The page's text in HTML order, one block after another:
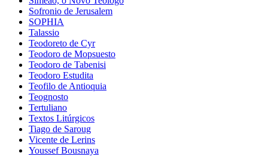
Sofronio de Jerusalem
SOPHIA
Talassio
Teodoreto de Cyr
Teodoro de Mopsuesto
Teodoro de Tabenisi
Teodoro Estudita
Teofilo de Antioquia
Teognosto
Tertuliano
Textos Litúrgicos
Tiago de Saroug
Vicente de Lerins
Youssef Bousnaya